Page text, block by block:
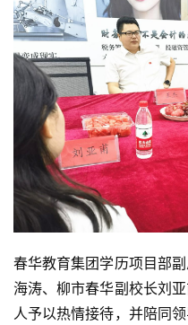
春华教育集团学历项目部
海涛、柳市春华副校长刘亚
人予以热情接待，并陪同